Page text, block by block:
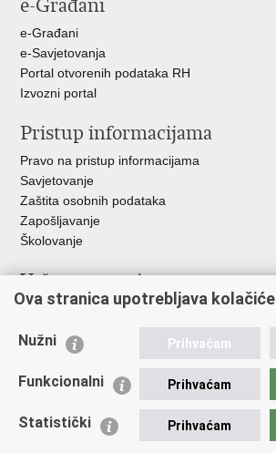
FacebookuTwitteru
e-Građani
e-Građani
e-Savjetovanja
Portal otvorenih podataka RH
Izvozni portal
Pristup informacijama
Pravo na pristup informacijama
Savjetovanje
Zaštita osobnih podataka
Zapošljavanje
Školovanje
Važne poveznice
Ministarstvo unutarnjih poslova
Udruge
Policijska akademija
Zaklada policijske solidarnosti
Ova stranica upotrebljava kolačiće
Nužni Prihvaćam
Funkcionalni Prihvaćam
Statistički Prihvaćam